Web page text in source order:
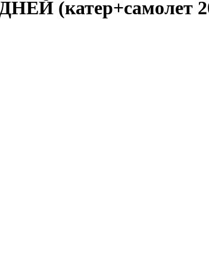
(катер+самолет